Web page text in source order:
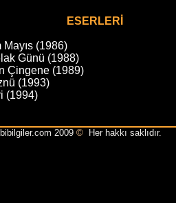
ESERLERİ
Mayıs (1986)
Günü (1988)
Çingene (1989)
(1993)
(1994)
2009 ©Her hakkı saklıdır.